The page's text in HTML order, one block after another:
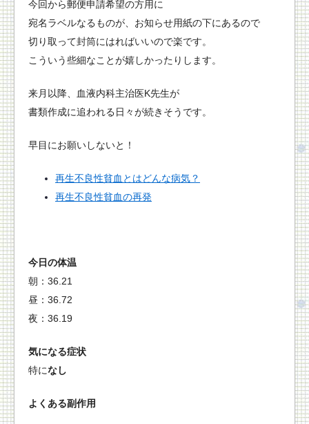
今回から郵便申請希望の方用に
宛名ラベルなるものが、お知らせ用紙の下にあるので
切り取って封筒にはればいいので楽です。
こういう些細なことが嬉しかったりします。
来月以降、血液内科主治医K先生が
書類作成に追われる日々が続きそうです。
早目にお願いしないと！
再生不良性貧血とはどんな病気？
再生不良性貧血の再発
今日の体温
朝：36.21
昼：36.72
夜：36.19
気になる症状
特になし
よくある副作用